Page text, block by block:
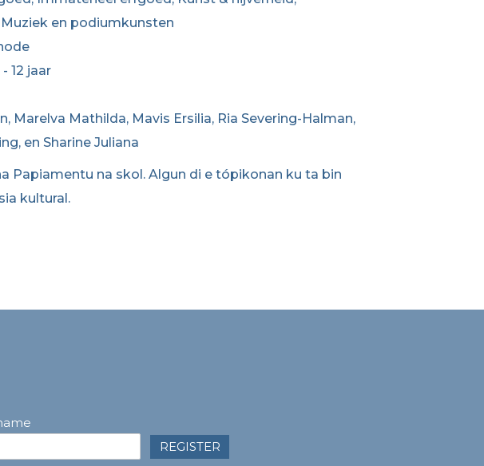
en podiumkunsten
12 jaar
Marelva Mathilda, Mavis Ersilia, Ria Severing-Halman,
en Sharine Juliana
Papiamentu na skol. Algun di e tópikonan ku ta bin
kultural.
REGISTER